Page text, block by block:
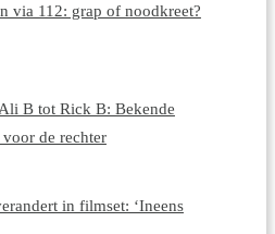
via 112: grap of noodkreet?
B tot Rick B: Bekende
de rechter
in filmset: ‘Ineens